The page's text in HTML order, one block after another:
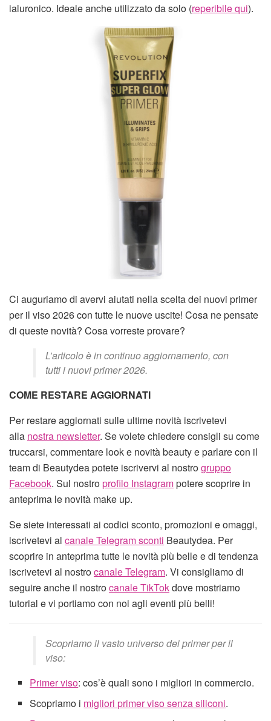
ialuronico. Ideale anche utilizzato da solo (reperibile qui).
Ci auguriamo di avervi aiutati nella scelta dei nuovi primer
per il viso 2026 con tutte le nuove uscite! Cosa ne pensate
di queste novità? Cosa vorreste provare?
L’articolo è in continuo aggiornamento, con
tutti i nuovi primer 2026.
COME RESTARE AGGIORNATI
Per restare aggiornati sulle ultime novità iscrivetevi
alla nostra newsletter. Se volete chiedere consigli su come
truccarsi, commentare look e novità beauty e parlare con il
team di Beautydea potete iscrivervi al nostrogruppo
Facebook. Sul nostroprofilo Instagrampotere scoprire in
anteprima le novità make up.
Se siete interessati ai codici sconto, promozioni e omaggi,
iscrivetevi al canale Telegram sconti Beautydea. Per
scoprire in anteprima tutte le novità più belle e di tendenza
iscrivetevi al nostrocanale Telegram. Vi consigliamo di
seguire anche il nostrocanale TikTokdove mostriamo
tutorial e vi portiamo con noi agli eventi più belli!
Scopriamo il vasto universo dei primer per il
viso:
Primer viso: cos’è quali sono i migliori in commercio.
Scopriamo i migliori primer viso senza siliconi.